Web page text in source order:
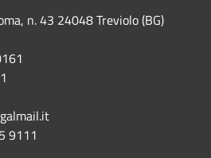
n. 43 24048 Treviolo (BG)
9111